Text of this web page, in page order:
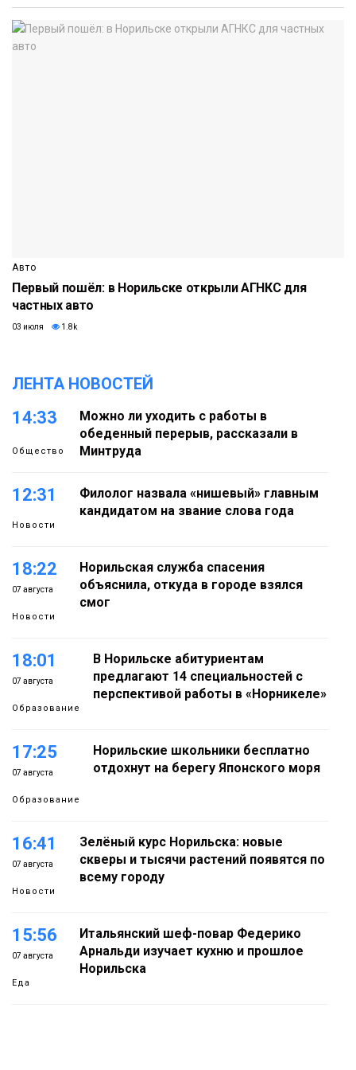
Авто
Первый пошёл: в Норильске открыли АГНКС для
частных авто
03 июля 1.8k
ЛЕНТА НОВОСТЕЙ
14:33
Общество
Можно ли уходить с работы в
обеденный перерыв, рассказали в
Минтруда
12:31
Новости
Филолог назвала «нишевый» главным
кандидатом на звание слова года
18:22
07 августа
Новости
Норильская служба спасения
объяснила, откуда в городе взялся
смог
18:01
07 августа
Образование
В Норильске абитуриентам
предлагают 14 специальностей с
перспективой работы в «Норникеле»
17:25
07 августа
Образование
Норильские школьники бесплатно
отдохнут на берегу Японского моря
16:41
07 августа
Новости
Зелёный курс Норильска: новые
скверы и тысячи растений появятся по
всему городу
15:56
07 августа
Еда
Итальянский шеф-повар Федерико
Арнальди изучает кухню и прошлое
Норильска